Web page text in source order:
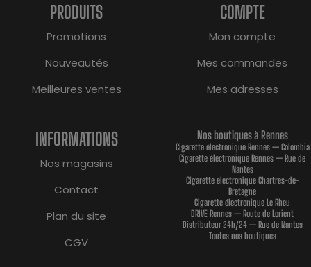
PRODUITS
Promotions
Nouveautés
Meilleures ventes
COMPTE
Mon compte
Mes commandes
Mes adresses
INFORMATIONS
Nos magasins
Contact
Plan du site
CGV
Nos boutiques à Rennes
Cigarette électronique Rennes — Colombia
Cigarette électronique Rennes — Rue de
Nantes
Cigarette électronique Chartres-de-
Bretagne
Cigarette électronique Le Rheu
DRIVE Rennes — Route de Lorient
Distributeur 24h/24 — Rue de Nantes
Toutes nos boutiques